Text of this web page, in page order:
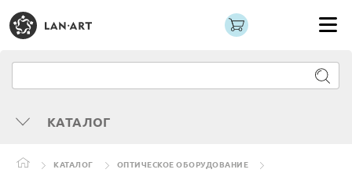
КАТАЛОГ
КАТАЛОГ
ОПТИЧЕСКОЕ ОБОРУДОВАНИЕ